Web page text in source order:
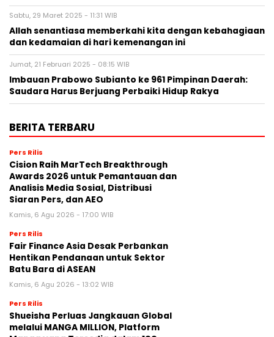
Sabtu, 29 Maret 2025 - 11:31 WIB
Allah senantiasa memberkahi kita dengan kebahagiaan
dan kedamaian di hari kemenangan ini
Jumat, 21 Februari 2025 - 08:15 WIB
Imbauan Prabowo Subianto ke 961 Pimpinan Daerah:
Saudara Harus Berjuang Perbaiki Hidup Rakya
BERITA TERBARU
Pers Rilis
Cision Raih MarTech Breakthrough
Awards 2026 untuk Pemantauan dan
Analisis Media Sosial, Distribusi
Siaran Pers, dan AEO
Kamis, 6 Agu 2026 - 17:00 WIB
Pers Rilis
Fair Finance Asia Desak Perbankan
Hentikan Pendanaan untuk Sektor
Batu Bara di ASEAN
Kamis, 6 Agu 2026 - 13:02 WIB
Pers Rilis
Shueisha Perluas Jangkauan Global
melalui MANGA MILLION, Platform